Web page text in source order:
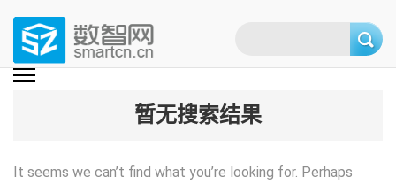
content
(Press
数智网
智能家居第一资讯门户 | 智能家居系统，智能家居产品，智能家居解决方
暂无搜索结果
It seems we can’t find what you’re looking for. Perhaps